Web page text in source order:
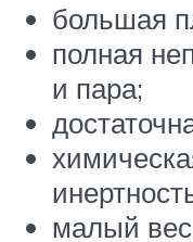
большая
полная
и пара;
малый